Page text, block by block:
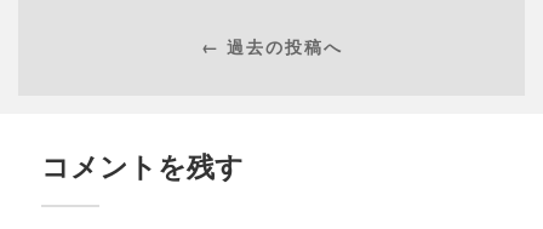
← 過去の投稿へ
コメントを残す